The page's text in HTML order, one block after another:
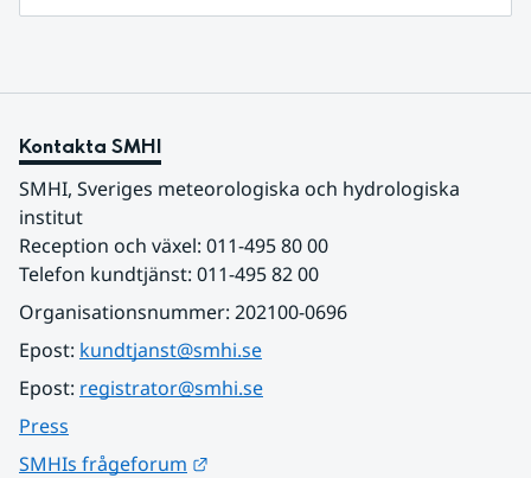
Kontakta SMHI
SMHI, Sveriges meteorologiska och hydrologiska
institut
Reception och växel: 011-495 80 00
Telefon kundtjänst: 011-495 82 00
Organisationsnummer: 202100-0696
Epost: kundtjanst@smhi.se
Epost: registrator@smhi.se
Press
SMHIs frågeforum